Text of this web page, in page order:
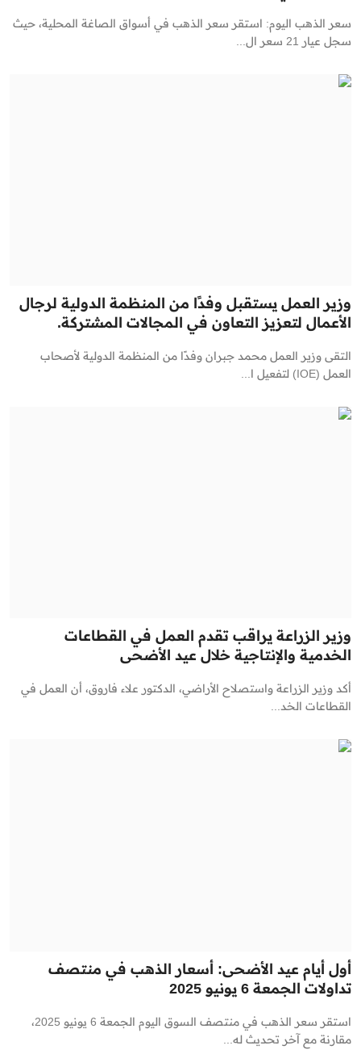
سعر الذهب اليوم: استقر سعر الذهب في أسواق الصاغة المحلية، حيث
سجل عيار 21 سعر ال...
وزير العمل يستقبل وفدًا من المنظمة الدولية لرجال
الأعمال لتعزيز التعاون في المجالات المشتركة.
التقى وزير العمل محمد جبران وفدًا من المنظمة الدولية لأصحاب
العمل (IOE) لتفعيل ا...
وزير الزراعة يراقب تقدم العمل في القطاعات
الخدمية والإنتاجية خلال عيد الأضحى
أكد وزير الزراعة واستصلاح الأراضي، الدكتور علاء فاروق، أن العمل في
القطاعات الخد...
أول أيام عيد الأضحى: أسعار الذهب في منتصف
تداولات الجمعة 6 يونيو 2025
استقر سعر الذهب في منتصف السوق اليوم الجمعة 6 يونيو 2025،
مقارنة مع آخر تحديث له...